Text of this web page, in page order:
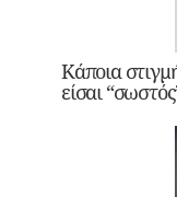
Κάποια
είσαι